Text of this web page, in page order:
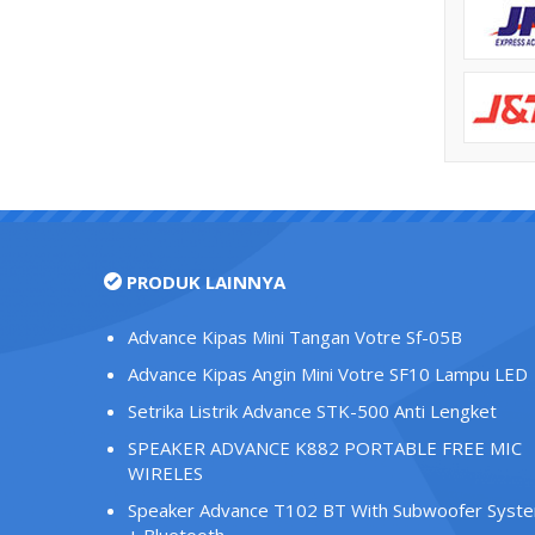
PRODUK LAINNYA
Advance Kipas Mini Tangan Votre Sf-05B
Advance Kipas Angin Mini Votre SF10 Lampu LED
Setrika Listrik Advance STK-500 Anti Lengket
SPEAKER ADVANCE K882 PORTABLE FREE MIC
WIRELES
Speaker Advance T102 BT With Subwoofer